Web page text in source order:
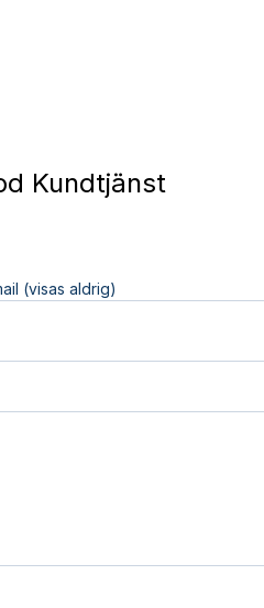
Kundtjänst
(visas aldrig)